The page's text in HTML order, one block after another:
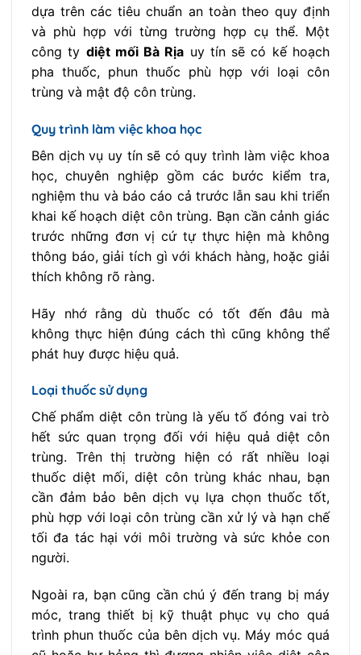
dựa trên các tiêu chuẩn an toàn theo quy định
và phù hợp với từng trường hợp cụ thể. Một
công ty diệt mối Bà Rịa uy tín sẽ có kế hoạch
pha thuốc, phun thuốc phù hợp với loại côn
trùng và mật độ côn trùng.
Quy trình làm việc khoa học
Bên dịch vụ uy tín sẽ có quy trình làm việc khoa
học, chuyên nghiệp gồm các bước kiểm tra,
nghiệm thu và báo cáo cả trước lẫn sau khi triển
khai kế hoạch diệt côn trùng. Bạn cần cảnh giác
trước những đơn vị cứ tự thực hiện mà không
thông báo, giải tích gì với khách hàng, hoặc giải
thích không rõ ràng.
Hãy nhớ rằng dù thuốc có tốt đến đâu mà
không thực hiện đúng cách thì cũng không thể
phát huy được hiệu quả.
Loại thuốc sử dụng
Chế phẩm diệt côn trùng là yếu tố đóng vai trò
hết sức quan trọng đối với hiệu quả diệt côn
trùng. Trên thị trường hiện có rất nhiều loại
thuốc diệt mối, diệt côn trùng khác nhau, bạn
cần đảm bảo bên dịch vụ lựa chọn thuốc tốt,
phù hợp với loại côn trùng cần xử lý và hạn chế
tối đa tác hại với môi trường và sức khỏe con
người.
Ngoài ra, bạn cũng cần chú ý đến trang bị máy
móc, trang thiết bị kỹ thuật phục vụ cho quá
trình phun thuốc của bên dịch vụ. Máy móc quá